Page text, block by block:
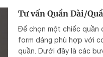
Tư vấn Quần Dài/
Để chọn một chiếc quần
form dáng phù hợp với
quần. Dưới đây là các